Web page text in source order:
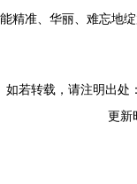
能精准、华丽、难忘地绽
如若转载，请注明出处
更新